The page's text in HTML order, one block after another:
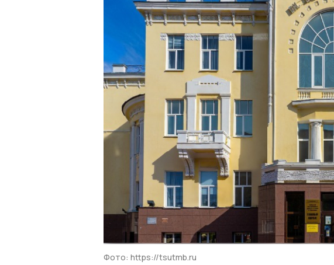
Фото: https://tsutmb.ru